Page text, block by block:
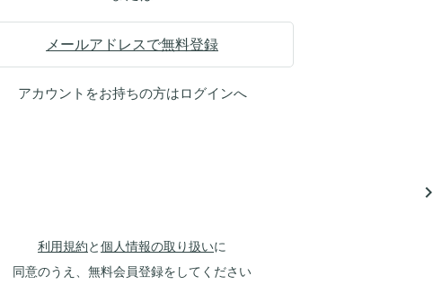
メールアドレスで無料登録
アカウントをお持ちの方はログインへ
navigate_next
利用規約と個人情報の取り扱いに
同意のうえ、無料会員登録をしてください